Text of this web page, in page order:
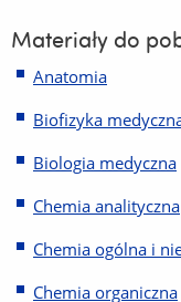
Materiały do
Anatomia
Biofizyka
Biologia medyczna
Chemia analityczna
Chemia ogólna i
Chemia organiczna